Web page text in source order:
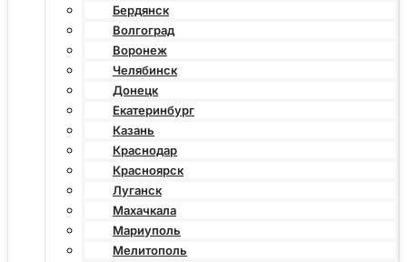
Бердянск
Волгоград
Воронеж
Челябинск
Донецк
Екатеринбург
Казань
Краснодар
Красноярск
Луганск
Махачкала
Мариуполь
Мелитополь